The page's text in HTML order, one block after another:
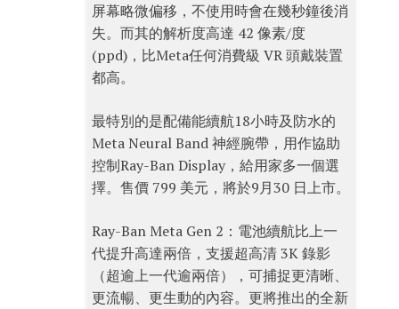
屏幕略微偏移，不使用時會在幾秒鐘後消
失。而其的解析度高達 42 像素/度
(ppd)，比Meta任何消費級 VR 頭戴裝置
都高。
最特別的是配備能續航18小時及防水的
Meta Neural Band 神經腕帶，用作協助
控制Ray-Ban Display，給用家多一個選
擇。售價 799 美元，將於9月30 日上市。
Ray-Ban Meta Gen 2：電池續航比上一
代提升高達兩倍，支援超高清 3K 錄影
（超逾上一代逾兩倍），可捕捉更清晰、
更流暢、更生動的內容。更將推出的全新